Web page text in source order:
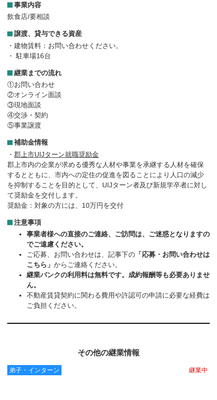
事業内容
飲食店/要相談
譲渡、貸与できる資産
・建物賃料：お問い合わせください。
・ 駐車場16台
継業までの流れ
①お問い合わせ
②オンライン面談
③現地面談
④交渉・契約
⑤事業譲渡
補助金情報
・ 郡上市UIJターン就職奨励金
郡上市内の企業が求める優秀な人材や事業を承継する人材を確保
するとともに、市内への定住の促進を図ることにより人口の減少
を抑制することを目的として、UIJターン者及び新規学卒者に対し
て奨励金を交付します。
奨励金：対象の方には、10万円を交付
注意事項
事業者様への直接のご連絡、ご訪問は、ご迷惑となりますの
でご遠慮ください。
ご応募、お問い合わせは、記事下の 「応募・お問い合わせは
こちら」 からご連絡ください。
継業バンクの利用料は無料です。成約報酬等も必要ありませ
ん。
不動産賃貸契約に関わる費用や許認可の申請に必要な経費は
ご負担ください。
その他の継業情報
弟子・インターン 継業中